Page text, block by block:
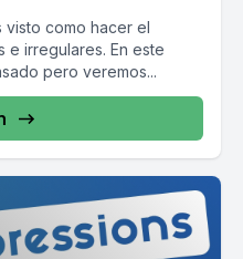
visto como hacer el
irregulares. En este
pero veremos...